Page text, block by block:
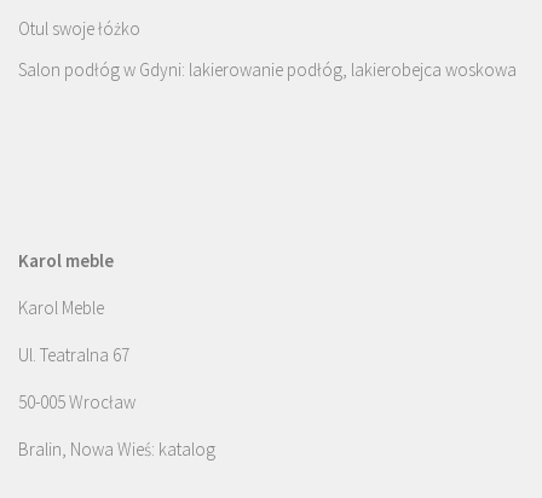
Otul swoje łóżko
Salon podłóg w Gdyni: lakierowanie podłóg, lakierobejca woskowa
Karol meble
Karol Meble
Ul. Teatralna 67
50-005 Wrocław
Bralin, Nowa Wieś: katalog